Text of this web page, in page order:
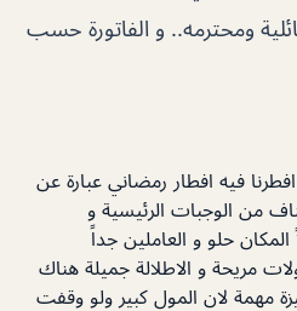
ومحترمه.. و الفاتورة حسب
فيه افطار رمضاني عبارة عن
من الوجبات الرئيسية و
حلو و العاملين جداً
مريحة و الاطلالة جميلة هناك
لان المول كبير ولو وقفت